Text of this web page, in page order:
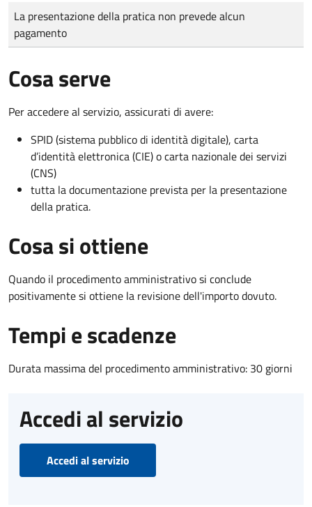
Tipo di pagamento
Importo
La presentazione della pratica non prevede alcun
pagamento
Cosa serve
Per accedere al servizio, assicurati di avere:
SPID (sistema pubblico di identità digitale), carta
d’identità elettronica (CIE) o carta nazionale dei servizi
(CNS)
tutta la documentazione prevista per la presentazione
della pratica.
Cosa si ottiene
Quando il procedimento amministrativo si conclude
positivamente si ottiene la revisione dell'importo dovuto.
Tempi e scadenze
Durata massima del procedimento amministrativo: 30 giorni
Accedi al servizio
Accedi al servizio